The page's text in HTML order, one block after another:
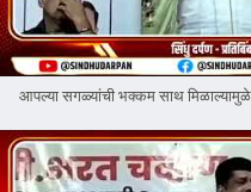
आपल्या सगळ्यांची भक्कम साथ मिळाल्यामुळे